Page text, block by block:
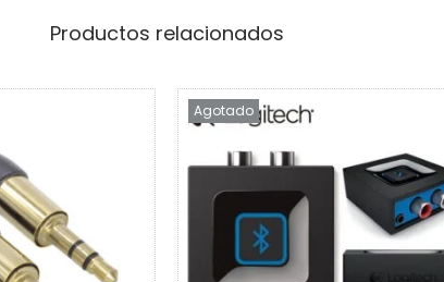
Productos relacionados
Agotado